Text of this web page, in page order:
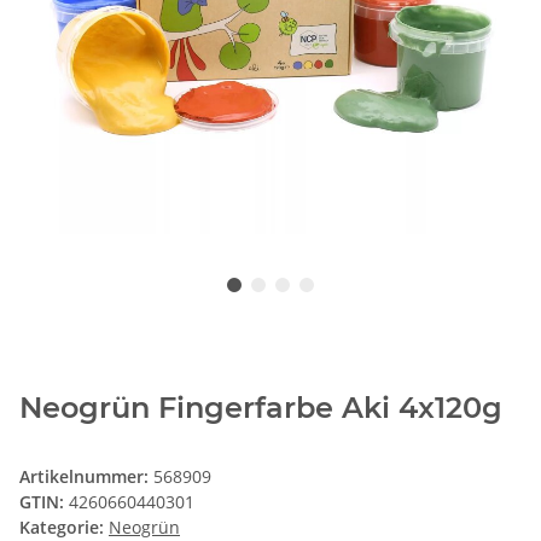
Neogrün Fingerfarbe Aki 4x120g
Artikelnummer: 568909
GTIN: 4260660440301
Kategorie: Neogrün